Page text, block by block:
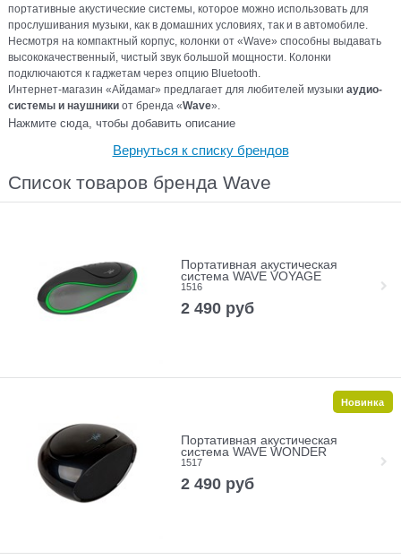
портативные акустические системы, которое можно использовать для
прослушивания музыки, как в домашних условиях, так и в автомобиле.
Несмотря на компактный корпус, колонки от «Wave» способны выдавать
высококачественный, чистый звук большой мощности. Колонки
подключаются к гаджетам через опцию Bluetooth.
Интернет-магазин «Айдамаг» предлагает для любителей музыкиаудио-
системы и наушникиот бренда «Wave».
Нажмите сюда, чтобы добавить описание
Вернуться к списку брендов
Список товаров бренда Wave
Портативная акустическая
система WAVE VOYAGE
1516
2 490 руб
Портативная акустическая
система WAVE WONDER
1517
2 490 руб
Новинка